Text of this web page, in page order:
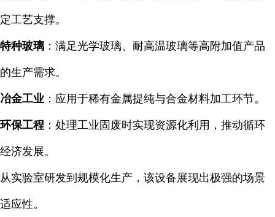
定工艺支撑。
特种玻璃 ：满足光学玻璃、耐高温玻璃等高附加值产品
的生产需求。
冶金工业 ：应用于稀有金属提纯与合金材料加工环节。
环保工程 ：处理工业固废时实现资源化利用，推动循环
经济发展。
从实验室研发到规模化生产，该设备展现出极强的场景
适应性。